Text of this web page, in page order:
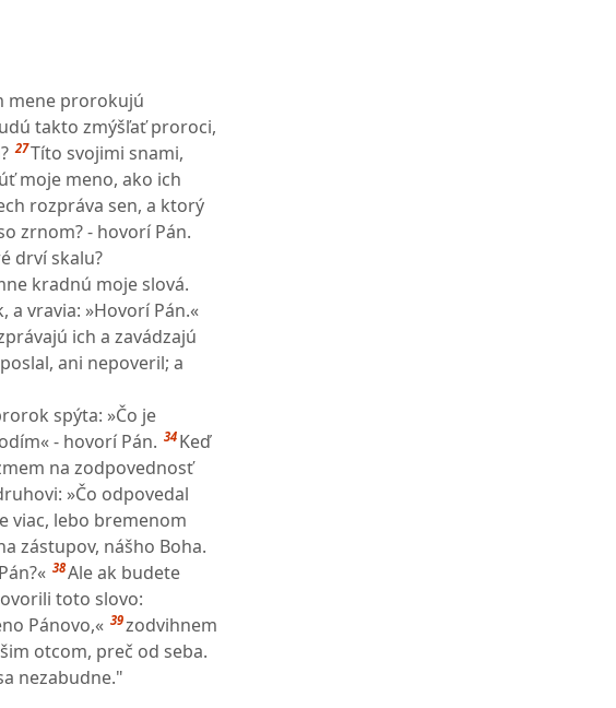
mene prorokujú
takto zmýšľať proroci,
27Títo svojimi snami,
moje meno, ako ich
rozpráva sen, a ktorý
zrnom? - hovorí Pán.
drví skalu?
kradnú moje slová.
vravia: »Hovorí Pán.«
ich a zavádzajú
ani nepoveril; a
spýta: »Čo je
- hovorí Pán. 34 Keď
na zodpovednosť
»Čo odpovedal
viac, lebo bremenom
zástupov, nášho Boha.
38Ale ak budete
toto slovo:
Pánovo,« 39zodvihnem
otcom, preč od seba.
nezabudne."